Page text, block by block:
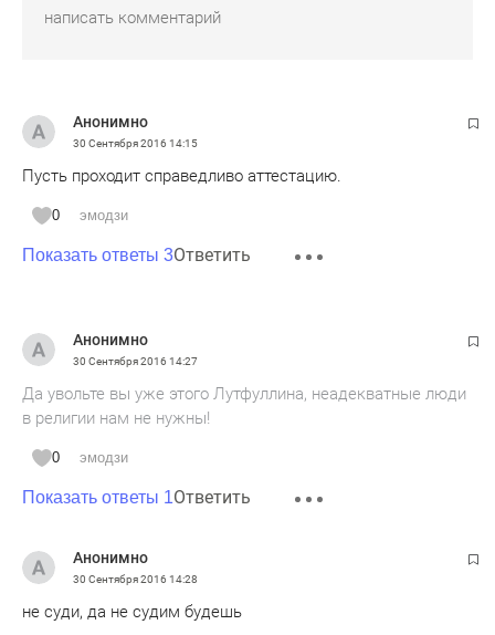
Анонимно
30 Сентября 2016 14:15
Пусть проходит справедливо аттестацию.
0 эмодзи
Показать ответы 3Ответить
Анонимно
30 Сентября 2016 14:27
Да увольте вы уже этого Лутфуллина, неадекватные люди
в религии нам не нужны!
0 эмодзи
Показать ответы 1Ответить
Анонимно
30 Сентября 2016 14:28
не суди, да не судим будешь